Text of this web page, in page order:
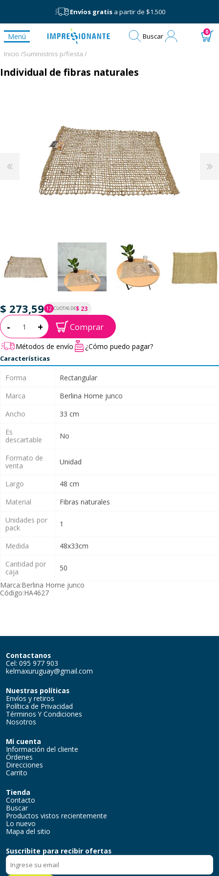
Envíos gratisa partir de $1.500
Menú Buscar 0
Inicio /Suministros p/fiesta /
Individual de fibras naturales
$ 273,59 12 CUOTAS DE$ 23
P.T.F. $ 274
Cantidad:
- + Comprar
Métodos de envío ¿Cómo puedo pagar?
Características
Forma
Rectangular
Marca
Berlina Home junco
Ancho
33 cm
Es
descartable
No
Formato de
venta
Unidad
Largo
48 cm
Material
Fibras naturales
Unidades por
pack
1
Medida
48x33cm
Cantidad por
caja
50
Marca:Berlina Home junco
Código:HA4627
Contactanos
Cel: 095 977 903
kelmaxuruguay@gmail.com
Nuestras políticas
Envíos y retiros
Política de Privacidad
Términos Y Condiciones
Nosotros
Mi cuenta
Información del cliente
Órdenes
Direcciones
Carrito
Tienda
Contacto
Buscar
Productos vistos recientemente
Lo nuevo
Mapa del sitio
Suscribite para recibir ofertas